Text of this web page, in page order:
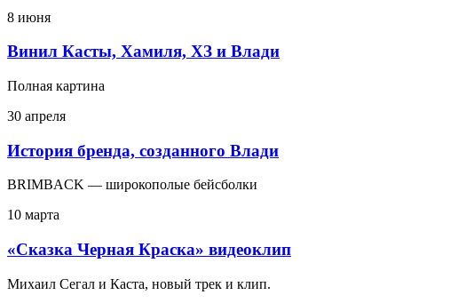
8 июня
Винил Касты, Хамиля, ХЗ и Влади
Полная картина
30 апреля
История бренда, созданного Влади
BRIMBACK — широкополые бейсболки
10 марта
«Сказка Черная Краска» видеоклип
Михаил Сегал и Каста, новый трек и клип.